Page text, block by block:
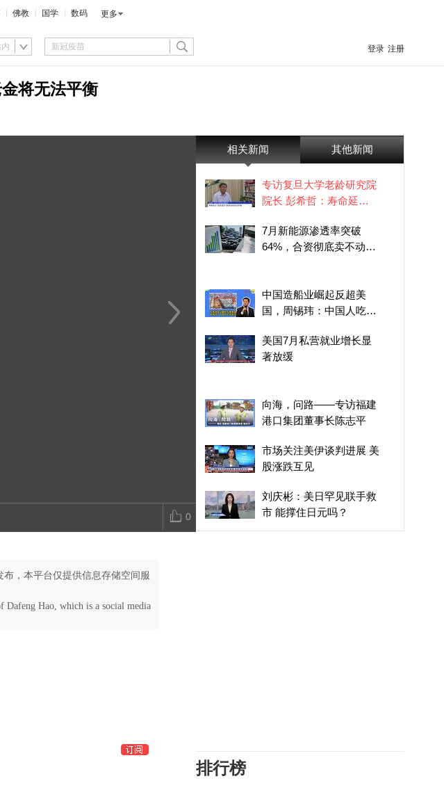
佛教 国学 数码 更多
登录 注册
将无法平衡
中国造船业崛起反超美
国，周锡玮：中国人吃苦
北京被确认为2029年“世
界建筑之都”
0
相关新闻 其他新闻
专访复旦大学老龄研究院
院长 彭希哲：寿命延
法平衡
7月新能源渗透率突破
64%，合资彻底卖不动
中国造船业崛起反超美
国，周锡玮：中国人吃苦
美国7月私营就业增长显
著放缓
向海，问路——专访福建
港口集团董事长陈志平
市场关注美伊谈判进展 美
股涨跌互见
刘庆彬：美日罕见联手救
市 能撑住日元吗？
，本平台仅提供信息存储空间服
Dafeng Hao, which is a social media
排行榜